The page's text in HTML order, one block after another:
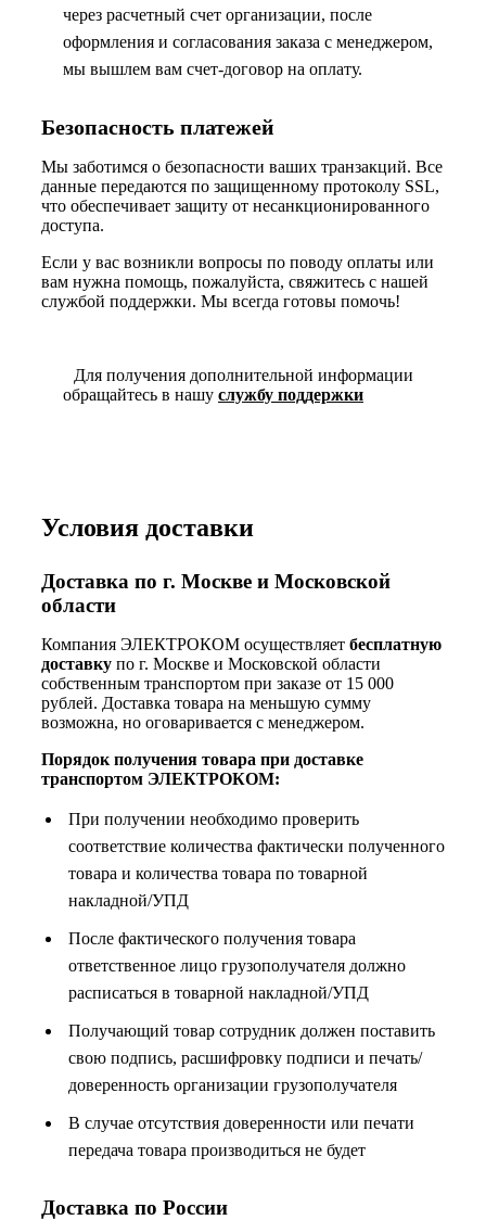
через расчетный счет организации, после
оформления и согласования заказа с менеджером,
мы вышлем вам счет-договор на оплату.
Безопасность платежей
Мы заботимся о безопасности ваших транзакций. Все
данные передаются по защищенному протоколу SSL,
что обеспечивает защиту от несанкционированного
доступа.
Если у вас возникли вопросы по поводу оплаты или
вам нужна помощь, пожалуйста, свяжитесь с нашей
службой поддержки. Мы всегда готовы помочь!
Для получения дополнительной информации
обращайтесь в нашу службу поддержки
Условия доставки
Доставка по г. Москве и Московской
области
Компания ЭЛЕКТРОКОМ осуществляет бесплатную
доставку по г. Москве и Московской области
собственным транспортом при заказе от 15 000
рублей. Доставка товара на меньшую сумму
возможна, но оговаривается с менеджером.
Порядок получения товара при доставке
транспортом ЭЛЕКТРОКОМ:
При получении необходимо проверить
соответствие количества фактически полученного
товара и количества товара по товарной
накладной/УПД
После фактического получения товара
ответственное лицо грузополучателя должно
расписаться в товарной накладной/УПД
Получающий товар сотрудник должен поставить
свою подпись, расшифровку подписи и печать/
доверенность организации грузополучателя
В случае отсутствия доверенности или печати
передача товара производиться не будет
Доставка по России